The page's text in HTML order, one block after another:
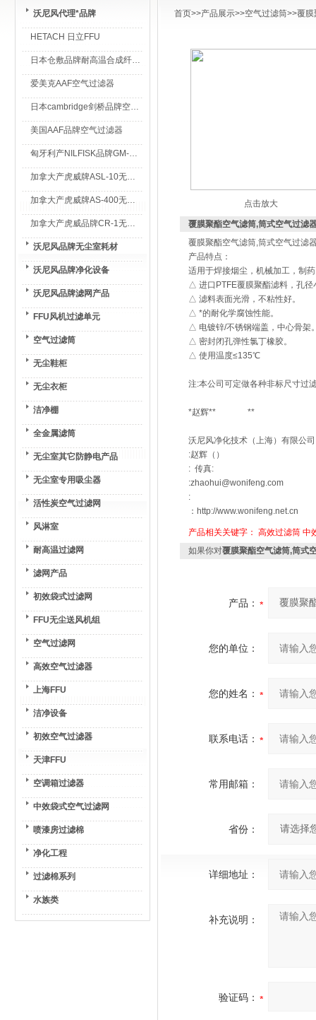
沃尼风代理*品牌
HETACH 日立FFU
日本仓敷品牌耐高温合成纤维过滤棉
爱美克AAF空气过滤器
日本cambridge剑桥品牌空气过滤器
美国AAF品牌空气过滤器
匈牙利产NILFISK品牌GM-80无尘室专用吸尘器
加拿大产虎威牌ASL-10无尘室专用吸尘器
加拿大产虎威牌AS-400无尘室专用吸尘器
加拿大产虎威品牌CR-1无尘室专用吸尘器
沃尼风品牌无尘室耗材
沃尼风品牌净化设备
沃尼风品牌滤网产品
FFU风机过滤单元
空气过滤筒
无尘鞋柜
无尘衣柜
洁净棚
全金属滤筒
无尘室其它防静电产品
无尘室专用吸尘器
活性炭空气过滤网
风淋室
耐高温过滤网
滤网产品
初效袋式过滤网
FFU无尘送风机组
空气过滤网
高效空气过滤器
上海FFU
洁净设备
初效空气过滤器
天津FFU
空调箱过滤器
中效袋式空气过滤网
喷漆房过滤棉
净化工程
过滤棉系列
水族类
首页>>产品展示>>空气过滤筒>>覆膜
点击放大
覆膜聚酯空气滤筒,筒式空气过滤
覆膜聚酯空气滤筒,筒式空气过滤
产品特点：
适用于焊接烟尘，机械加工，制
△ 进口PTFE覆膜聚酯滤料，孔径
△ 滤料表面光滑，不粘性好。
△ *的耐化学腐蚀性能。
△ 电镀锌/不锈钢端盖，中心骨架
△ 密封闭孔弹性氯丁橡胶。
△ 使用温度≤135℃
注:本公司可定做各种非标尺寸过
*赵辉** **
沃尼风净化技术（上海）有限公司
:赵辉（）
: 传真:
:zhaohui@wonifeng.com
:
：http://www.wonifeng.net.cn
产品相关关键字： 高效过滤筒 中
如果你对覆膜聚酯空气滤筒,筒式
产品：
您的单位：
您的姓名：
联系电话：
常用邮箱：
省份：
详细地址：
补充说明：
验证码：